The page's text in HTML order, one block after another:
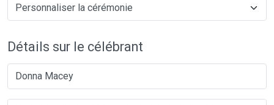
Détails sur le célébrant
Donna Macey